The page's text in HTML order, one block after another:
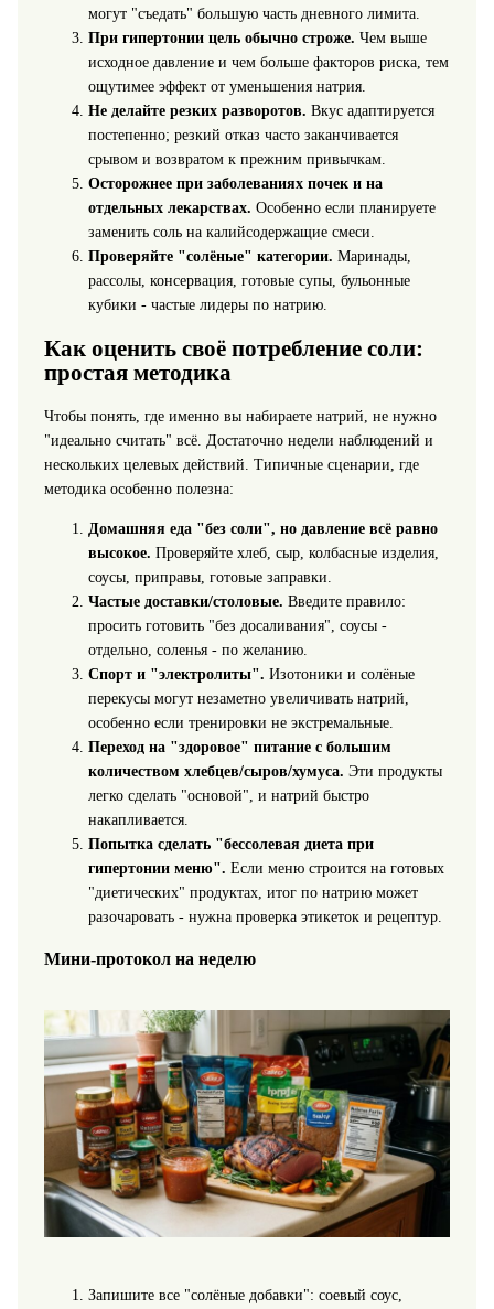
могут "съедать" большую часть дневного лимита.
При гипертонии цель обычно строже. Чем выше
исходное давление и чем больше факторов риска, тем
ощутимее эффект от уменьшения натрия.
Не делайте резких разворотов. Вкус адаптируется
постепенно; резкий отказ часто заканчивается
срывом и возвратом к прежним привычкам.
Осторожнее при заболеваниях почек и на
отдельных лекарствах. Особенно если планируете
заменить соль на калийсодержащие смеси.
Проверяйте "солёные" категории. Маринады,
рассолы, консервация, готовые супы, бульонные
кубики - частые лидеры по натрию.
Как оценить своё потребление соли:
простая методика
Чтобы понять, где именно вы набираете натрий, не нужно
"идеально считать" всё. Достаточно недели наблюдений и
нескольких целевых действий. Типичные сценарии, где
методика особенно полезна:
Домашняя еда "без соли", но давление всё равно
высокое. Проверяйте хлеб, сыр, колбасные изделия,
соусы, приправы, готовые заправки.
Частые доставки/столовые. Введите правило:
просить готовить "без досаливания", соусы -
отдельно, соленья - по желанию.
Спорт и "электролиты". Изотоники и солёные
перекусы могут незаметно увеличивать натрий,
особенно если тренировки не экстремальные.
Переход на "здоровое" питание с большим
количеством хлебцев/сыров/хумуса. Эти продукты
легко сделать "основой", и натрий быстро
накапливается.
Попытка сделать "бессолевая диета при
гипертонии меню". Если меню строится на готовых
"диетических" продуктах, итог по натрию может
разочаровать - нужна проверка этикеток и рецептур.
Мини-протокол на неделю
Запишите все "солёные добавки": соевый соус,